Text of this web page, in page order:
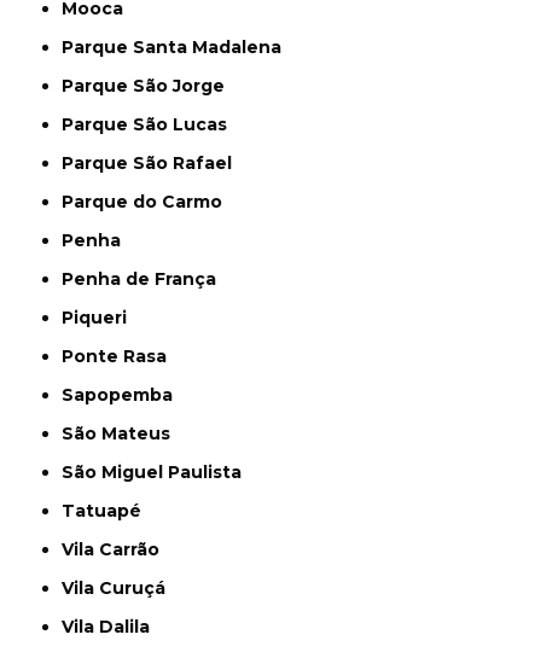
Mooca
Parque Santa Madalena
Parque São Jorge
Parque São Lucas
Parque São Rafael
Parque do Carmo
Penha
Penha de França
Piqueri
Ponte Rasa
Sapopemba
São Mateus
São Miguel Paulista
Tatuapé
Vila Carrão
Vila Curuçá
Vila Dalila